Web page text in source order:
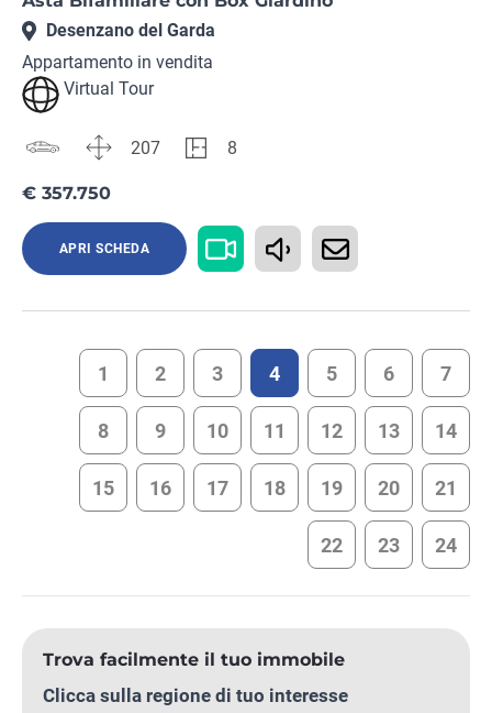
Desenzano del Garda
Appartamento in vendita
Virtual Tour
207 8
€ 357.750
APRI SCHEDA
1 2 3 4 5 6 7
8 9 10 11 12 13 14
15 16 17 18 19 20 21
22 23 24
Trova facilmente il tuo immobile
Clicca sulla regione di tuo interesse